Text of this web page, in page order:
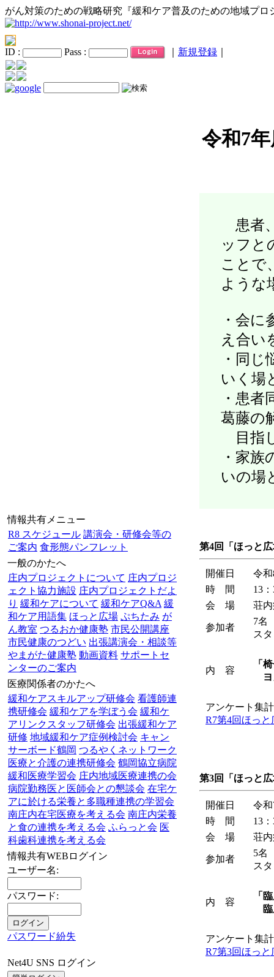
がん対策のための戦略研究『緩和ケア普及のための地域プロ
ID : Pass : 新規登録
情報共有メニュー
R8 スケジュール 講演会・研修会等の
ご案内 食形態パンフレット
一般のかたへ
庄内プロジェクトについて 庄内プロジ
ェクト協力施設 庄内プロジェクトだよ
り 緩和ケアについて 緩和ケアQ&A 緩
和ケア用語集 ほっと広場 ぷちたみ が
ん教室 つるおか健康塾 市民公開講座
市民健康のつどい 出張講演会・相談等
やまがた健康塾 動画資料 サポートセ
ンターのご案内
医療関係者のかたへ
緩和ケアスキルアップ研修会 看護師連
携研修会 緩和ケアを学ぼう会 緩和ケ
アリンクスタッフ研修会 出張緩和ケア
研修 地域緩和ケア症例検討会 キャン
サーボード鶴岡 つるやくネットワーク
医療と介護の連携研修会 鶴岡協立病院
緩和医療学習会 庄内地域医療連携の会
病院勤務医と医師会との懇談会 在宅ケ
アに於ける栄養と多職種連携の学習会
南庄内在宅医療を考える会 南庄内栄養
と食の連携を考える会 ふらっと会 医
科歯科連携を考える会
情報共有WEBログイン
ユーザー名:
パスワード:
パスワード紛失
Net4U SNS ログイン
令和7
患者
ッフと
ことで
ような
・会
え合い
・同
いく場
・患
葛藤の
目指
・家
いの場
第4回「ほっと
開催日
令
時 間
13
会 場
荘
参加者
7名
ス
内 容
「
アンケート集
R7第4回ほっ
第3回「ほっと
開催日
令
時 間
13
会 場
荘
参加者
5名
ス
内 容
「
アンケート集
R7第3回ほっ